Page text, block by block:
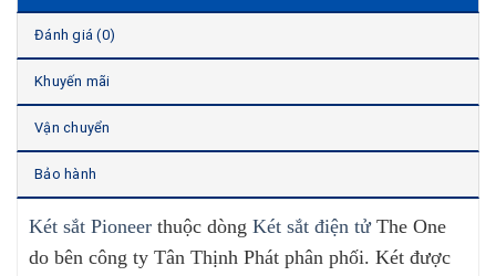
Đánh giá (0)
Khuyến mãi
Vận chuyển
Bảo hành
Két sắt Pioneer thuộc dòng Két sắt điện tửThe One
do bên công ty Tân Thịnh Phát phân phối. Két được